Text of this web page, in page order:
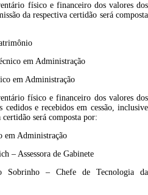
físico e financeiro dos valores dos
da respectiva certidão será composta
em Administração
em Administração
físico e financeiro dos valores dos
cedidos e recebidos em cessão, inclusive
será composta por:
em Administração
– Assessora de Gabinete
Sobrinho – Chefe de Tecnologia da